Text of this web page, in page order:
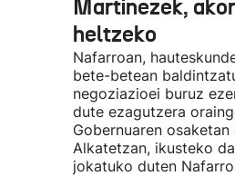
Martinezek,
heltzeko
Nafarroan,
bete-betean
negoziazioei buruz
dute ezagutzera
Gobernuaren osaketan
Alkatetzan, ikusteko
jokatuko duten